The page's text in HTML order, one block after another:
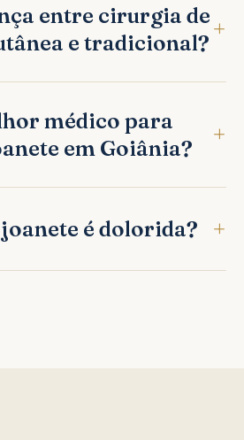
entre cirurgia de
e tradicional?
médico para
em Goiânia?
é dolorida?